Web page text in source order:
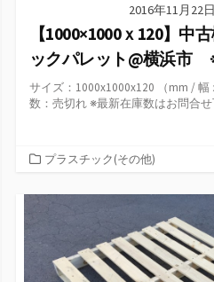
2016年11月22日
【1000×1000ｘ120】中
ックパレット@横浜市
サイズ：1000x1000x120 （mm /
数：売切れ ※最新在庫数はお問合せ
カ
ゴ
プラスチック(その他)